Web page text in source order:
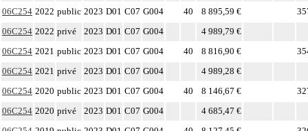
06C254 2022 public 2023 D01 C07 G004 40 8 895,59 €
06C254 2022 privé 2023 D01 C07 G004
4 989,79 €
06C254 2021 public 2023 D01 C07 G004 40 8 816,90 €
06C254 2021 privé 2023 D01 C07 G004
4 989,28 €
06C254 2020 public 2023 D01 C07 G004 40 8 146,67 €
06C254 2020 privé 2023 D01 C07 G004
4 685,47 €